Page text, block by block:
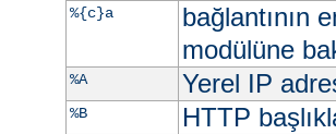
%{c}a
bağlantının
modülüne
%A Yerel IP
%B HTTP